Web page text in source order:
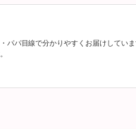
パパ目線で分かりやすくお届けしてい